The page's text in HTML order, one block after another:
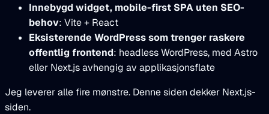
Innebygd widget, mobile-first SPA uten SEO-
behov: Vite + React
Eksisterende WordPress som trenger raskere
offentlig frontend: headless WordPress, med Astro
eller Next.js avhengig av applikasjonsflate
Jeg leverer alle fire mønstre. Denne siden dekker Next.js-
siden.